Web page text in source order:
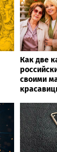
Как две
своими